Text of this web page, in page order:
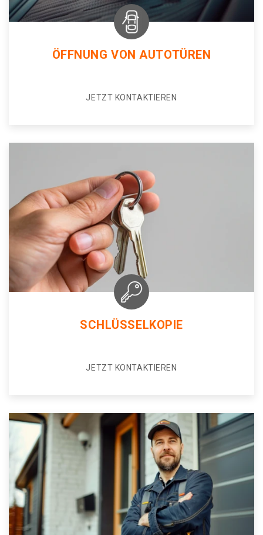
ÖFFNUNG VON AUTOTÜREN
JETZT KONTAKTIEREN
SCHLÜSSELKOPIE
JETZT KONTAKTIEREN